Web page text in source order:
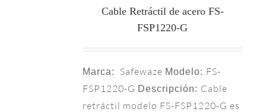
Cable Retráctil de acero FS-
FSP1220-G
Marca: Safewaze Modelo: FS-
FSP1220-G Descripción: Cable
retráctil modelo FS-FSP1220-G es